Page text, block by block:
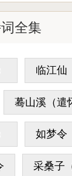
全集
临江仙
蓦山溪（遣
如梦令
采桑子